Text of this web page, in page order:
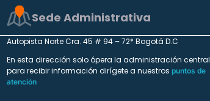
Sede Administrativa
Autopista Norte Cra. 45 # 94 – 72* Bogotá D.C
En esta dirección solo ópera la administración central
para recibir información dirígete a nuestros puntos de
atención